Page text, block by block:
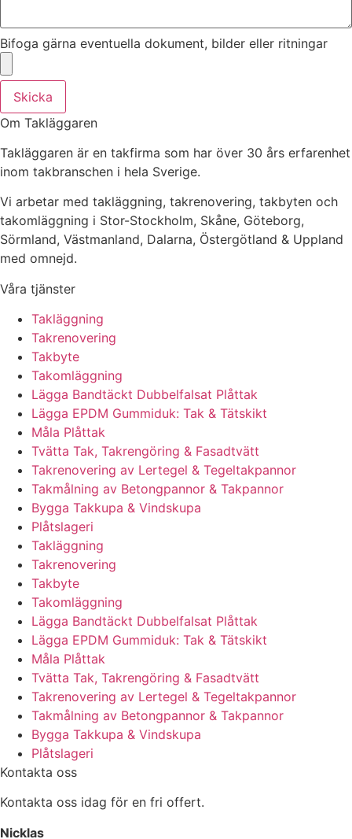
Bifoga gärna eventuella dokument, bilder eller ritningar
Skicka
Om Takläggaren
Takläggaren är en takfirma som har över 30 års erfarenhet
inom takbranschen i hela Sverige.
Vi arbetar med takläggning, takrenovering, takbyten och
takomläggning i Stor-Stockholm, Skåne, Göteborg,
Sörmland, Västmanland, Dalarna, Östergötland & Uppland
med omnejd.
Våra tjänster
Takläggning
Takrenovering
Takbyte
Takomläggning
Lägga Bandtäckt Dubbelfalsat Plåttak
Lägga EPDM Gummiduk: Tak & Tätskikt
Måla Plåttak
Tvätta Tak, Takrengöring & Fasadtvätt
Takrenovering av Lertegel & Tegeltakpannor
Takmålning av Betongpannor & Takpannor
Bygga Takkupa & Vindskupa
Plåtslageri
Takläggning
Takrenovering
Takbyte
Takomläggning
Lägga Bandtäckt Dubbelfalsat Plåttak
Lägga EPDM Gummiduk: Tak & Tätskikt
Måla Plåttak
Tvätta Tak, Takrengöring & Fasadtvätt
Takrenovering av Lertegel & Tegeltakpannor
Takmålning av Betongpannor & Takpannor
Bygga Takkupa & Vindskupa
Plåtslageri
Kontakta oss
Kontakta oss idag för en fri offert.
Nicklas